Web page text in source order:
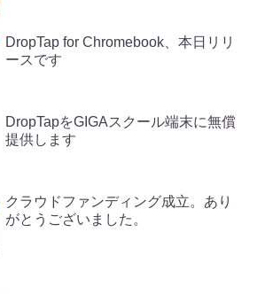
DropTap for Chromebook、本日リリ
ースです
DropTapをGIGAスクール端末に無償
提供します
クラウドファンディング成立。あり
がとうございました。